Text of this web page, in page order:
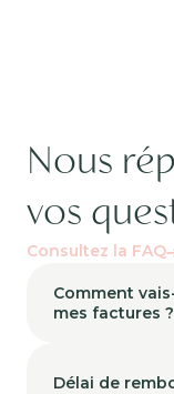
Nous
vos
Consultez la FAQ
Comment
mes factures ?
Délai de